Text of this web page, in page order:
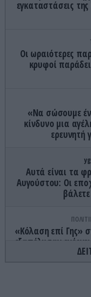
εγκαταστάσεις
Οι ωραιότερες
κρυφοί
«Να σώσουμε
κίνδυνο μια
ερευνητή
Αυτά είναι τα
Αυγούστου: Οι
«Κόλαση επί Γης»
εξαπέλυσαν